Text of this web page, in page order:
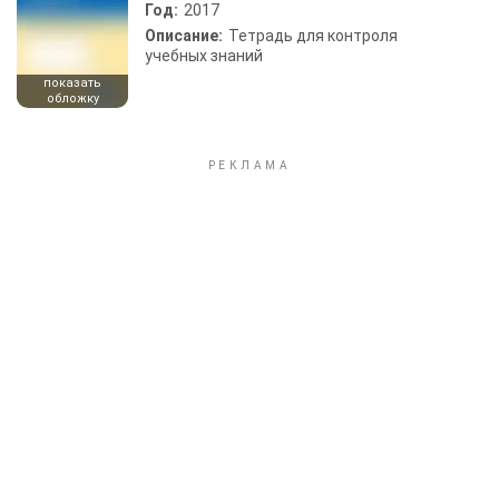
показать
обложку
Год: 2017
Описание: Тетрадь для контроля
учебных знаний